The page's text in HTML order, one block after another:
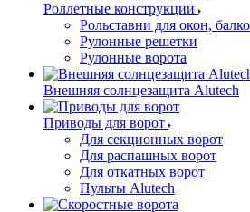
Роллетные конструкции
Рольставни для окон,
Рулонные решетки
Рулонные ворота
Внешняя солнцезащита Alutech
Приводы для ворот
Для секционных ворот
Для распашных ворот
Для откатных ворот
Пульты Alutech